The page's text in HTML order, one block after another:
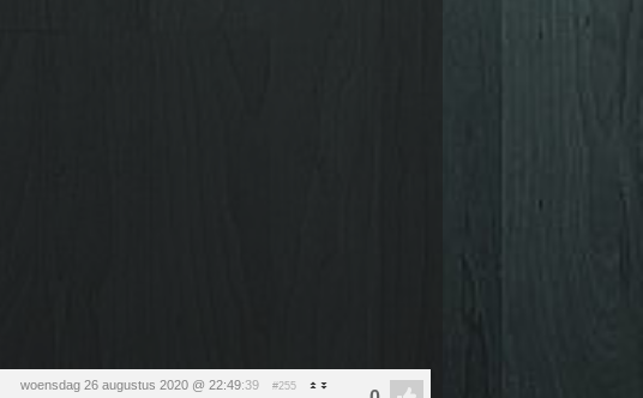
woensdag 26 augustus 2020 @ 22:49:39 #255